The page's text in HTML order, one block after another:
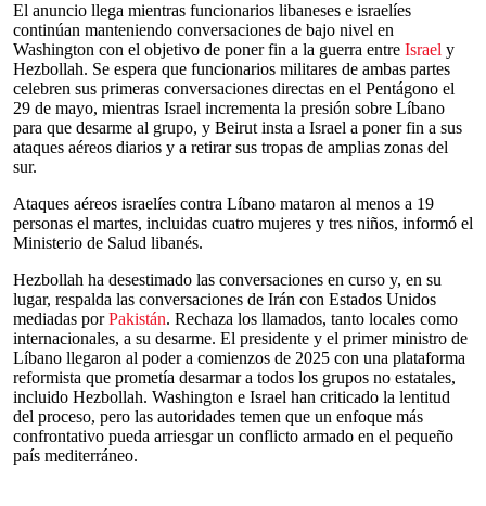
El anuncio llega mientras funcionarios libaneses e israelíes
continúan manteniendo conversaciones de bajo nivel en
Washington con el objetivo de poner fin a la guerra entre Israel y
Hezbollah. Se espera que funcionarios militares de ambas partes
celebren sus primeras conversaciones directas en el Pentágono el
29 de mayo, mientras Israel incrementa la presión sobre Líbano
para que desarme al grupo, y Beirut insta a Israel a poner fin a sus
ataques aéreos diarios y a retirar sus tropas de amplias zonas del
sur.
Ataques aéreos israelíes contra Líbano mataron al menos a 19
personas el martes, incluidas cuatro mujeres y tres niños, informó el
Ministerio de Salud libanés.
Hezbollah ha desestimado las conversaciones en curso y, en su
lugar, respalda las conversaciones de Irán con Estados Unidos
mediadas porPakistán. Rechaza los llamados, tanto locales como
internacionales, a su desarme. El presidente y el primer ministro de
Líbano llegaron al poder a comienzos de 2025 con una plataforma
reformista que prometía desarmar a todos los grupos no estatales,
incluido Hezbollah. Washington e Israel han criticado la lentitud
del proceso, pero las autoridades temen que un enfoque más
confrontativo pueda arriesgar un conflicto armado en el pequeño
país mediterráneo.